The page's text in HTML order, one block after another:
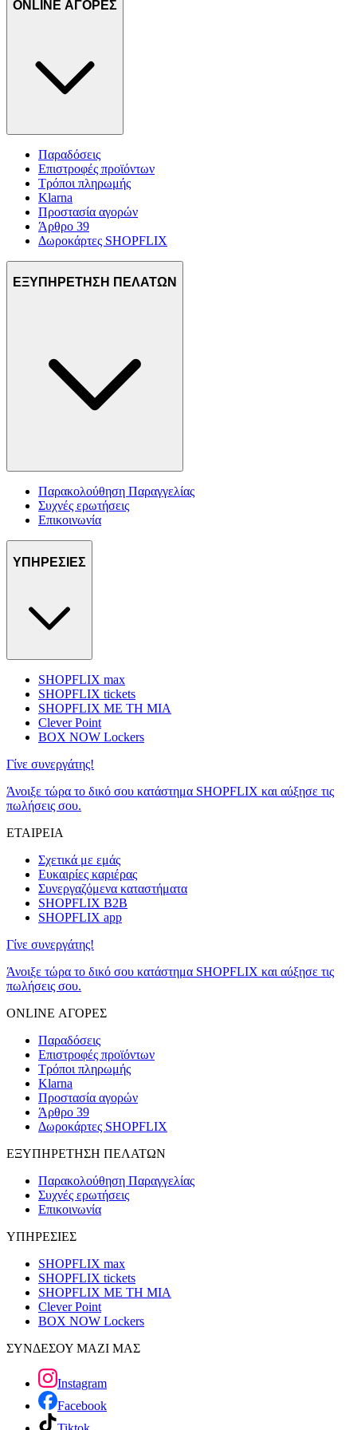
ONLINE ΑΓΟΡΕΣ
Παραδόσεις
Επιστροφές προϊόντων
Τρόποι πληρωμής
Klarna
Προστασία αγορών
Άρθρο 39
Δωροκάρτες SHOPFLIX
ΕΞΥΠΗΡΕΤΗΣΗ ΠΕΛΑΤΩΝ
Παρακολούθηση Παραγγελίας
Συχνές ερωτήσεις
Επικοινωνία
ΥΠΗΡΕΣΙΕΣ
SHOPFLIX max
SHOPFLIX tickets
SHOPFLIX ΜΕ ΤΗ ΜΙΑ
Clever Point
BOX NOW Lockers
Γίνε συνεργάτης!
Άνοιξε τώρα το δικό σου κατάστημα SHOPFLIX και αύξησε τις
πωλήσεις σου.
ΕΤΑΙΡΕΙΑ
Σχετικά με εμάς
Ευκαιρίες καριέρας
Συνεργαζόμενα καταστήματα
SHOPFLIX B2B
SHOPFLIX app
Γίνε συνεργάτης!
Άνοιξε τώρα το δικό σου κατάστημα SHOPFLIX και αύξησε τις
πωλήσεις σου.
ONLINE ΑΓΟΡΕΣ
Παραδόσεις
Επιστροφές προϊόντων
Τρόποι πληρωμής
Klarna
Προστασία αγορών
Άρθρο 39
Δωροκάρτες SHOPFLIX
ΕΞΥΠΗΡΕΤΗΣΗ ΠΕΛΑΤΩΝ
Παρακολούθηση Παραγγελίας
Συχνές ερωτήσεις
Επικοινωνία
ΥΠΗΡΕΣΙΕΣ
SHOPFLIX max
SHOPFLIX tickets
SHOPFLIX ΜΕ ΤΗ ΜΙΑ
Clever Point
BOX NOW Lockers
ΣΥΝΔΕΣΟΥ ΜΑΖΙ ΜΑΣ
Instagram
Facebook